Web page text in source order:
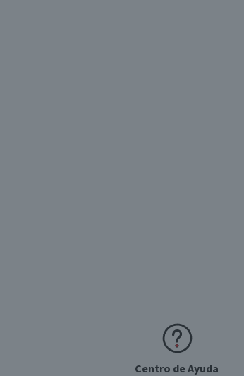
Centro de Ayuda